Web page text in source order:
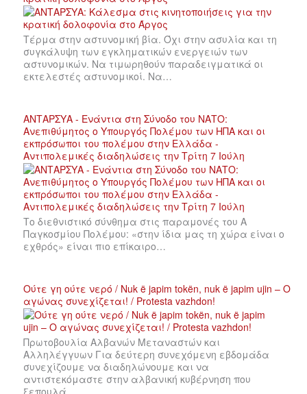
Τέρμα στην αστυνομική βία. Όχι στην ασυλία και τη
συγκάλυψη των εγκληματικών ενεργειών των
αστυνομικών. Να τιμωρηθούν παραδειγματικά οι
εκτελεστές αστυνομικοί. Να…
ΑΝΤΑΡΣΥΑ - Ενάντια στη Σύνοδο του ΝΑΤΟ:
Ανεπιθύμητος ο Υπουργός Πολέμου των ΗΠΑ και οι
εκπρόσωποι του πολέμου στην Ελλάδα -
Αντιπολεμικές διαδηλώσεις την Τρίτη 7 Ιούλη
Το διεθνιστικό σύνθημα στις παραμονές του Α
Παγκοσμίου Πολέμου: «στην ίδια μας τη χώρα είναι ο
εχθρός» είναι πιο επίκαιρο…
Ούτε γη ούτε νερό / Nuk ë japim tokën, nuk ë japim ujin – Ο
αγώνας συνεχίζεται! / Protesta vazhdon!
Πρωτοβουλία Αλβανών Μεταναστών και
Αλληλέγγυων Για δεύτερη συνεχόμενη εβδομάδα
συνεχίζουμε να διαδηλώνουμε και να
αντιστεκόμαστε στην αλβανική κυβέρνηση που
ξεπουλά…